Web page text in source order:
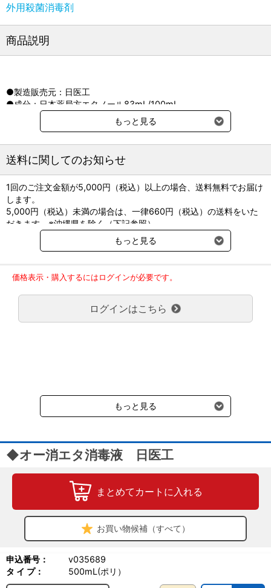
外用殺菌消毒剤
商品説明
●製造販売元：日医工
●成分：日本薬局方エタノール83mL/100mL
添加物 ユーカリ油
●剤形：無色澄明の液
毒、医療機器の消毒
●貯法：遮光、火気を避け、室温保存（気密容器）
詰替えに便利!!空スプレーボトルのご購入はこちらから
アルコールスタンド
もっと見る
送料に関してのお知らせ
1回のご注文金額が5,000円（税込）以上の場合、送料無料でお届け
します。
5,000円（税込）未満の場合は、一律660円（税込）の送料をいた
だきます。※沖縄県を除く（下記参照）
※2017年11月14日（火）より沖縄県へのお届けにつきましては、1
回のご注文金額（税込）が、30,000円以上で配送無料となります。
ご了承のほどよろしくお願い致します。
弊社都合でお届けが２回以上に分かれる場合の送料負担は、１回分
のみで新たな送料は発生しません。
大型商品送料が必要な商品をご注文の場合は、大型商品送料のみご
負担頂きます。
受けます。
もっと見る
価格表示・購入するにはログインが必要です。
ログインはこちら
もっと見る
◆オー消エタ消毒液 日医工
まとめてカートに入れる
お買い物候補（すべて）
申込番号：
v035689
タ イ プ：
500mL(ポリ）